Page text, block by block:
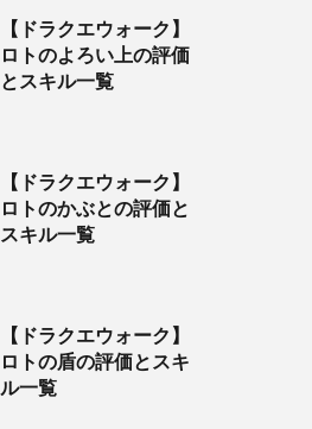
【ドラクエウォーク】
ロトのよろい上の評価
とスキル一覧
【ドラクエウォーク】
ロトのかぶとの評価と
スキル一覧
【ドラクエウォーク】
ロトの盾の評価とスキ
ル一覧